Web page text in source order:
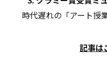
時代遅れの「アート授
記事は